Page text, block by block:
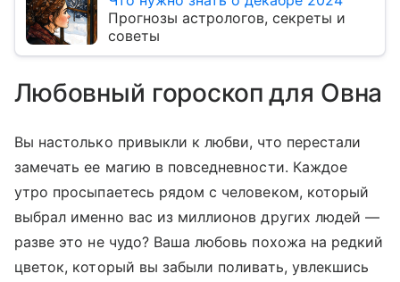
Прогнозы астрологов, секреты и
советы
Любовный гороскоп для Овна
Вы настолько привыкли к любви, что перестали
замечать ее магию в повседневности. Каждое
утро просыпаетесь рядом с человеком, который
выбрал именно вас из миллионов других людей —
разве это не чудо? Ваша любовь похожа на редкий
цветок, который вы забыли поливать, увлекшись